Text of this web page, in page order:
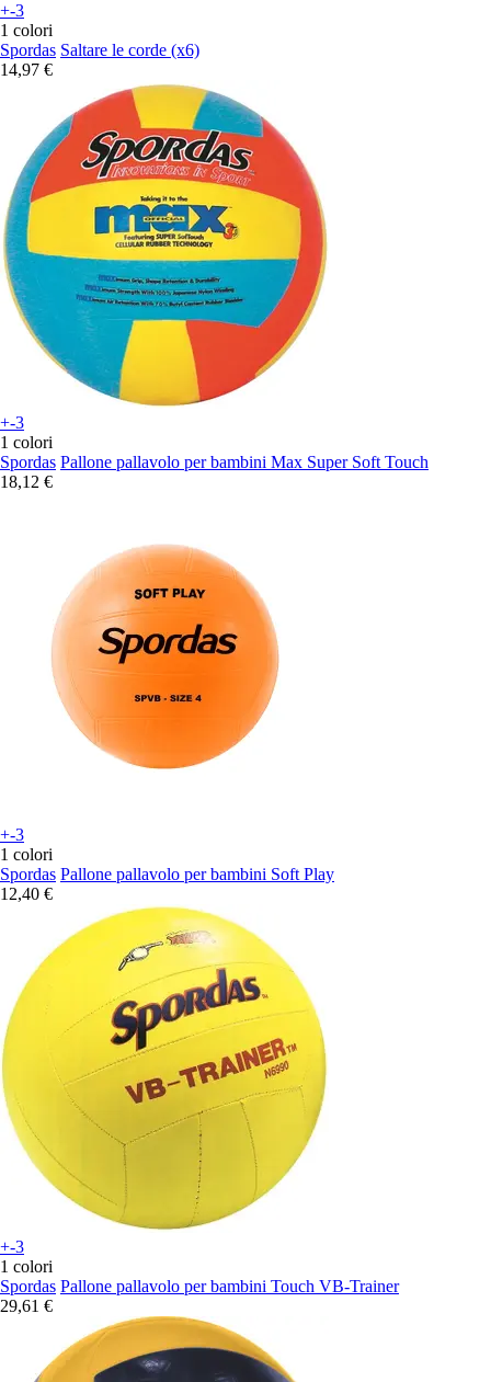
+-3
1 colori
Spordas Saltare le corde (x6)
14,97 €
+-3
1 colori
Spordas Pallone pallavolo per bambini Max Super Soft Touch
18,12 €
+-3
1 colori
Spordas Pallone pallavolo per bambini Soft Play
12,40 €
+-3
1 colori
Spordas Pallone pallavolo per bambini Touch VB-Trainer
29,61 €